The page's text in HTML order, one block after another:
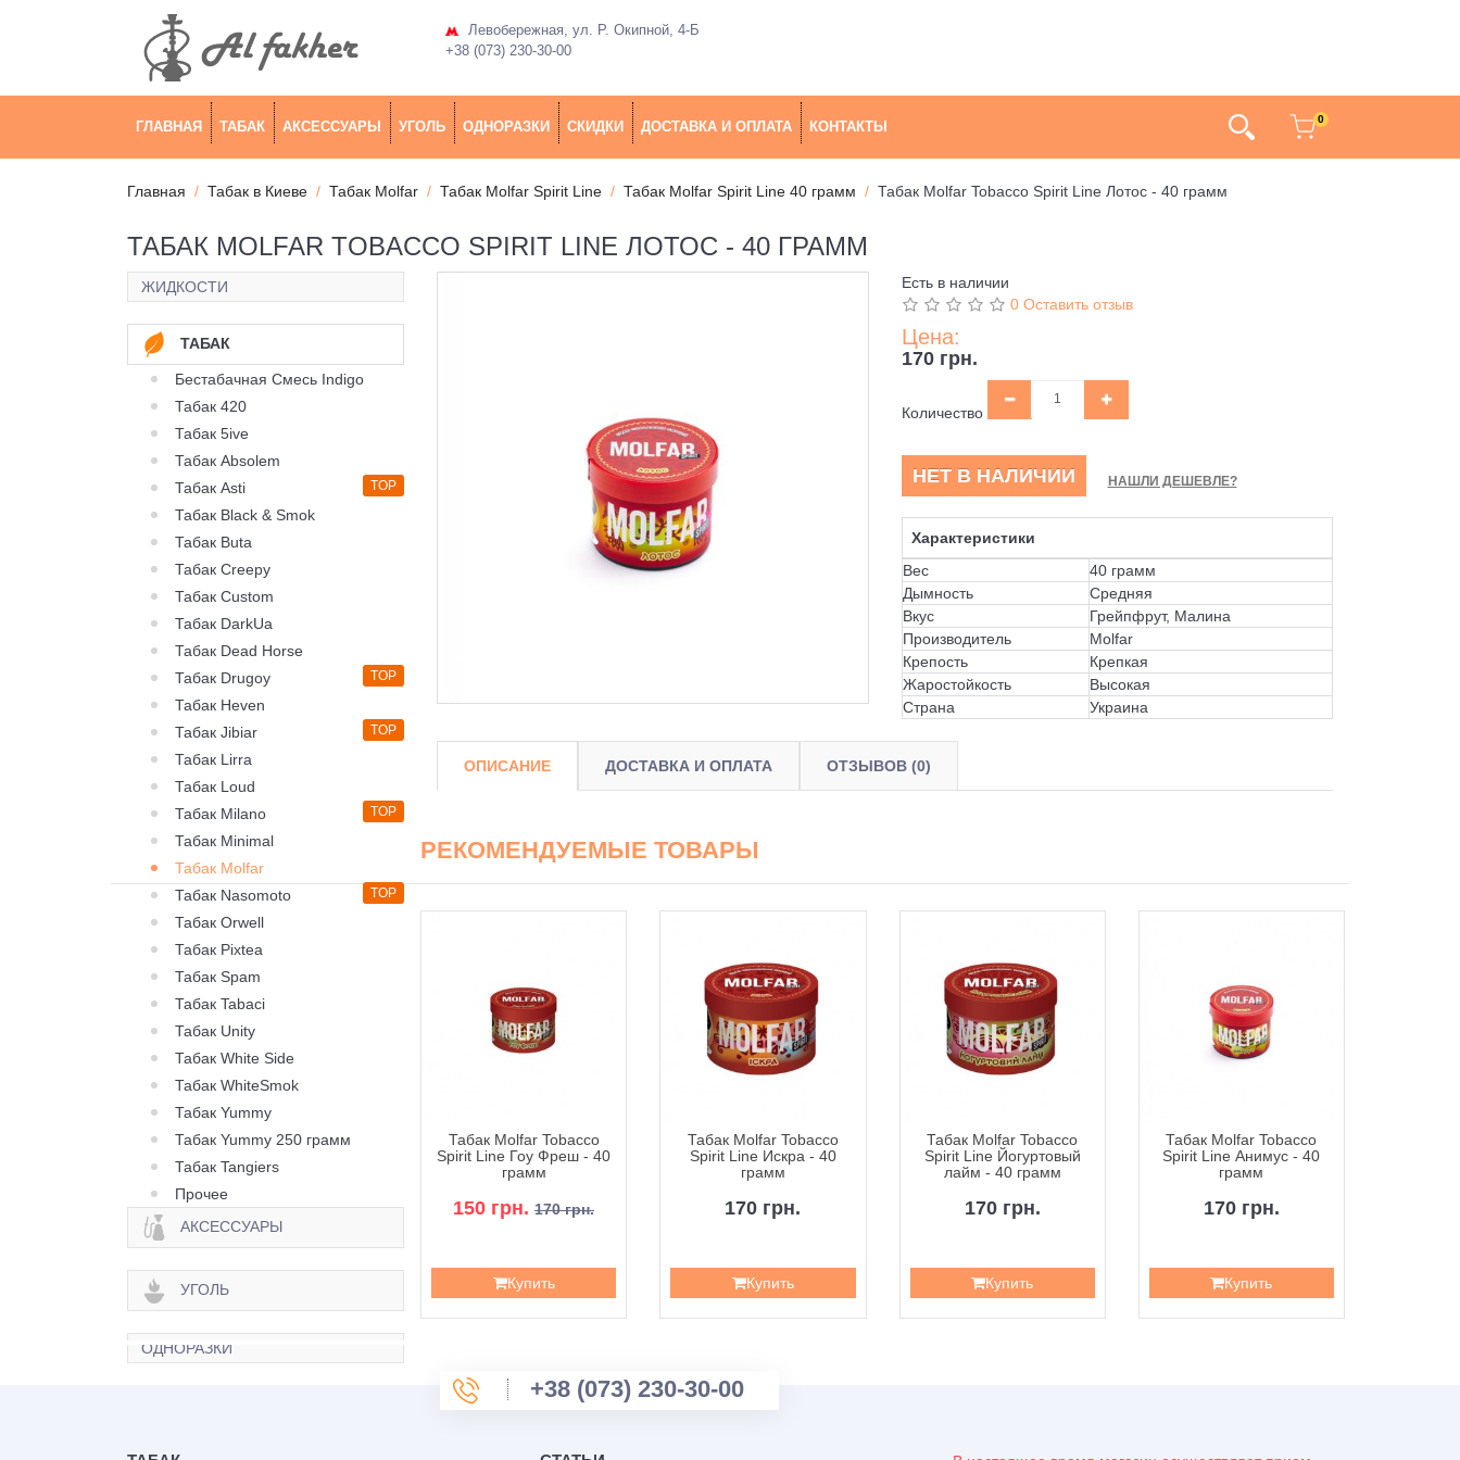
Левобережная, ул. Р. Окипной, 4-Б
+38 (073) 230-30-00
ГЛАВНАЯ ТАБАК АКСЕССУАРЫ УГОЛЬ ОДНОРАЗКИ СКИДКИ ДОСТАВКА И ОПЛАТА КОНТАКТЫ 0
Главная Табак в Киеве Табак Molfar Табак Molfar Spirit Line Табак Molfar Spirit Line 40 грамм Табак Molfar Tobacco Spirit Line Лотос - 40 грамм
ТАБАК MOLFAR TOBACCO SPIRIT LINE ЛОТОС - 40 ГРАММ
ЖИДКОСТИ
ТАБАК
Бестабачная Смесь Indigo
Табак 420
Табак 5ive
Табак Absolem
Табак Asti
TOP
Табак Black & Smok
Табак Buta
Табак Creepy
Табак Custom
Табак DarkUa
Табак Dead Horse
Табак Drugoy
TOP
Табак Heven
Табак Jibiar
TOP
Табак Lirra
Табак Loud
Табак Milano
TOP
Табак Minimal
Табак Molfar
Табак Nasomoto
TOP
Табак Orwell
Табак Pixtea
Табак Spam
Табак Tabaci
Табак Unity
Табак White Side
Табак WhiteSmok
Табак Yummy
Табак Yummy 250 грамм
Табак Tangiers
Прочее
АКСЕССУАРЫ
УГОЛЬ
ОДНОРАЗКИ
Есть в наличии
0 Оставить отзыв
Цена:
170 грн.
Количество
НЕТ В НАЛИЧИИ НАШЛИ ДЕШЕВЛЕ?
Характеристики
Вес
40 грамм
Дымность
Средняя
Вкус
Грейпфрут, Малина
Производитель
Molfar
Крепость
Крепкая
Жаростойкость
Высокая
Страна
Украина
ОПИСАНИЕ ДОСТАВКА И ОПЛАТА ОТЗЫВОВ (0)
РЕКОМЕНДУЕМЫЕ ТОВАРЫ
Табак Molfar Tobacco
Арбуз - 40 грамм
170 грн.
Табак Molfar Tobacco
Spirit Line Гоу Фреш - 40
грамм
150 грн. 170 грн.
Купить
Табак Molfar Tobacco
Spirit Line Искра - 40
грамм
170 грн.
Купить
Табак Molfar Tobacco
Spirit Line Йогуртовый
лайм - 40 грамм
170 грн.
Купить
Табак Molfar Tobacco
Spirit Line Анимус - 40
грамм
170 грн.
Купить
+38 (073) 230-30-00